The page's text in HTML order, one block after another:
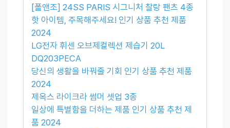
[폴앤조] 24SS PARIS 시그니처 찰랑 팬츠 4종
핫 아이템, 주목해주세요! 인기 상품 추천 제품
2024
LG전자 휘센 오브제컬렉션 제습기 20L
DQ203PECA
당신의 생활을 바꿔줄 기회 인기 상품 추천 제품
2024
제옥스 라이크라 썸머 셋업 3종
일상에 특별함을 더하는 제품 인기 상품 추천 제
품 2024